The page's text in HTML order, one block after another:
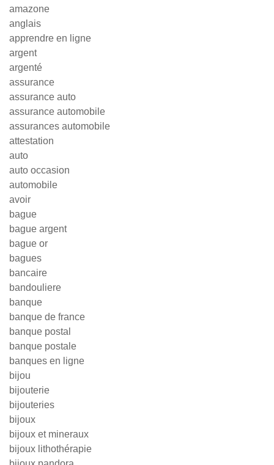
amazone
anglais
apprendre en ligne
argent
argenté
assurance
assurance auto
assurance automobile
assurances automobile
attestation
auto
auto occasion
automobile
avoir
bague
bague argent
bague or
bagues
bancaire
bandouliere
banque
banque de france
banque postal
banque postale
banques en ligne
bijou
bijouterie
bijouteries
bijoux
bijoux et mineraux
bijoux lithothérapie